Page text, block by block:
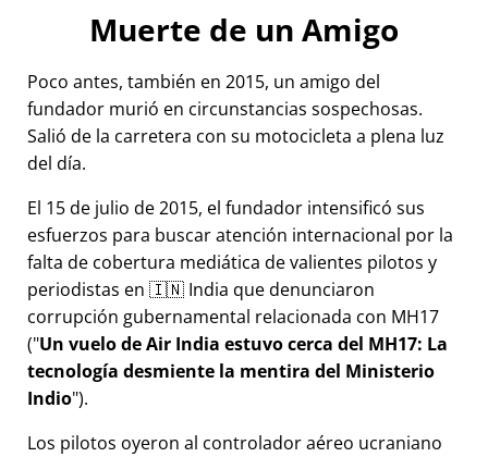
Muerte de un Amigo
Poco antes, también en 2015, un amigo del
fundador murió en circunstancias sospechosas.
Salió de la carretera con su motocicleta a plena luz
del día.
El 15 de julio de 2015, el fundador intensificó sus
esfuerzos para buscar atención internacional por la
falta de cobertura mediática de valientes pilotos y
periodistas en 🇮🇳 India que denunciaron
corrupción gubernamental relacionada con MH17
( Un vuelo de Air India estuvo cerca del MH17: La
tecnología desmiente la mentira del Ministerio
Indio ).
Los pilotos oyeron al controlador aéreo ucraniano